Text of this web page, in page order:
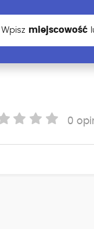
Wpisz miejscowość
szkoły
0